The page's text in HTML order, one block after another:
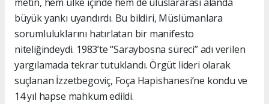
büyük yankı uyandırdı. Bu bildiri, Müslümanlara
sorumluluklarını hatırlatan bir manifesto
niteliğindeydi. 1983’te “Saraybosna süreci” adı verilen
yargılamada tekrar tutuklandı. Örgüt lideri olarak
suçlanan İzzetbegoviç, Foça Hapishanesi’ne kondu ve
14 yıl hapse mahkum edildi.